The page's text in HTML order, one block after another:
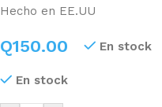
Hecho en EE.UU
Q150.00 En stock
En stock